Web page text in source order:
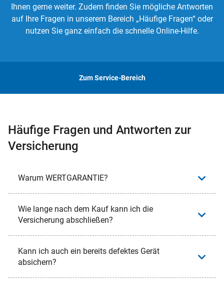
Ihnen gerne weiter. Zudem finden Sie mögliche Antworten
auf Ihre Fragen in unserem Bereich „Häufige Fragen“ oder
nutzen Sie ganz einfach die schnelle Online-Hilfe.
Zum Service-Bereich
Häufige Fragen und Antworten zur
Versicherung
Warum WERTGARANTIE?
Wie lange nach dem Kauf kann ich die
Versicherung abschließen?
Kann ich auch ein bereits defektes Gerät
absichern?